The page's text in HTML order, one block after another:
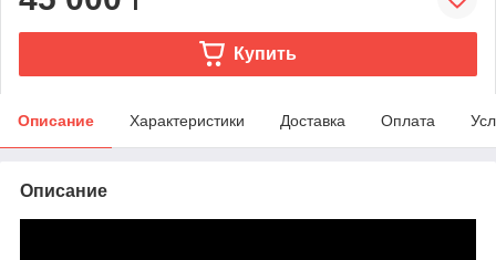
Купить
Описание Характеристики Доставка Оплата
Описание